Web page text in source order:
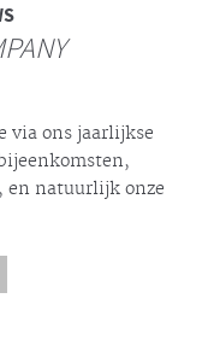
via ons jaarlijkse
en natuurlijk onze